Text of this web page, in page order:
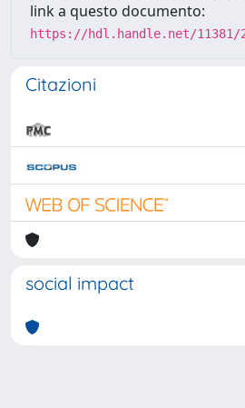
link a questo documento:
https://hdl.handle.net/11381/
Citazioni
social impact